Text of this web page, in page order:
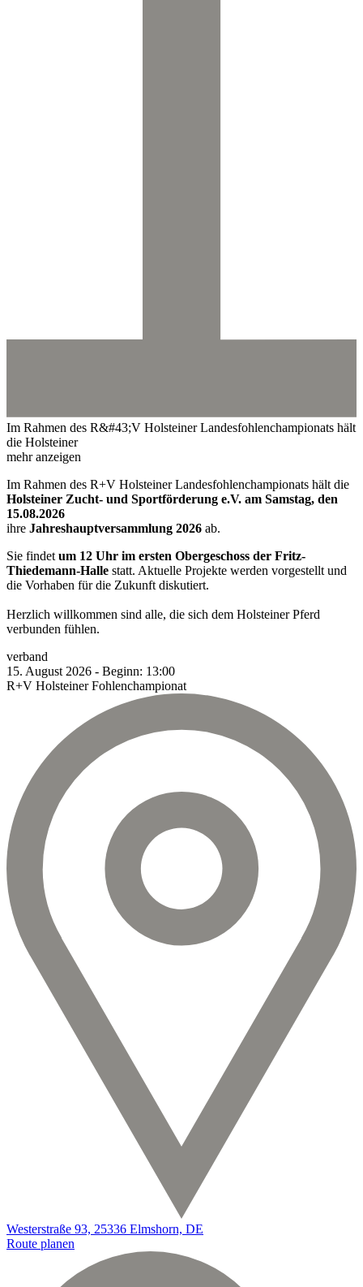
Im Rahmen des R&#43;V Holsteiner Landesfohlenchampionats hält
die Holsteiner
mehr anzeigen
Im Rahmen des R+V Holsteiner Landesfohlenchampionats hält die
Holsteiner Zucht- und Sportförderung e.V. am Samstag, den
15.08.2026
ihre Jahreshauptversammlung 2026 ab.
Sie findet um 12 Uhr im ersten Obergeschoss der Fritz-
Thiedemann-Halle statt. Aktuelle Projekte werden vorgestellt und
die Vorhaben für die Zukunft diskutiert.
Herzlich willkommen sind alle, die sich dem Holsteiner Pferd
verbunden fühlen.
verband
15. August 2026 - Beginn: 13:00
R+V Holsteiner Fohlenchampionat
Westerstraße 93, 25336 Elmshorn, DE
Route planen